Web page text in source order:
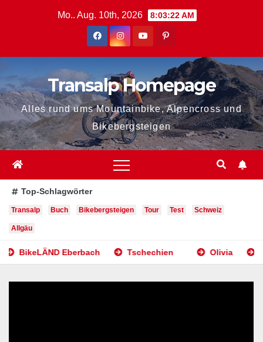
Mo.. Aug. 10th, 2026 8:03:23 AM
Transalp Homepage
Alles rund ums Mountainbike, Alpencross und
Bikebergsteigen
Top-Schlagwörter
Transalp Buch Bikebergsteigen Tour Test Schweiz
Allgäu
Eberbach Tschechien Olivia das